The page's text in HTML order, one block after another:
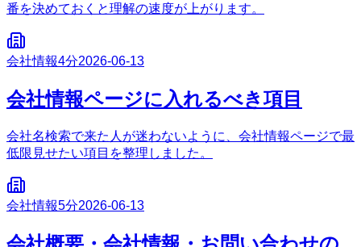
番を決めておくと理解の速度が上がります。
会社情報4分2026-06-13
会社情報ページに入れるべき項目
会社名検索で来た人が迷わないように、会社情報ページで最
低限見せたい項目を整理しました。
会社情報5分2026-06-13